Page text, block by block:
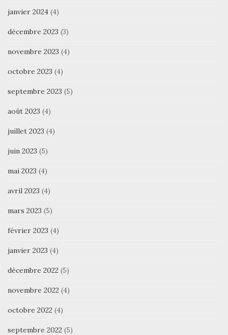
janvier 2024 (4)
décembre 2023 (3)
novembre 2023 (4)
octobre 2023 (4)
septembre 2023 (5)
août 2023 (4)
juillet 2023 (4)
juin 2023 (5)
mai 2023 (4)
avril 2023 (4)
mars 2023 (5)
février 2023 (4)
janvier 2023 (4)
décembre 2022 (5)
novembre 2022 (4)
octobre 2022 (4)
septembre 2022 (5)